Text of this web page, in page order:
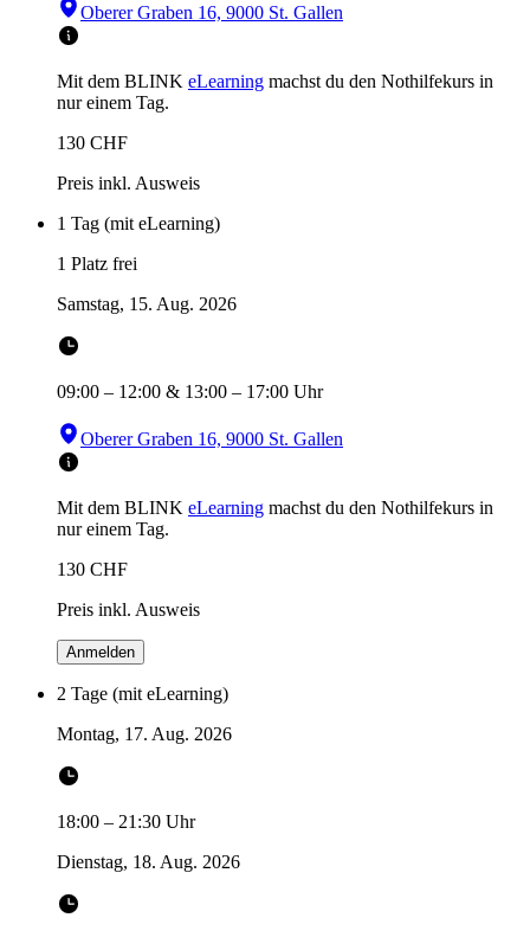
Oberer Graben 16, 9000 St. Gallen
Mit dem BLINK eLearning machst du den Nothilfekurs in
nur einem Tag.
130 CHF
Preis inkl. Ausweis
1 Tag (mit eLearning)
1 Platz frei
Samstag, 15. Aug. 2026
09:00 – 12:00 & 13:00 – 17:00 Uhr
Oberer Graben 16, 9000 St. Gallen
Mit dem BLINK eLearning machst du den Nothilfekurs in
nur einem Tag.
130 CHF
Preis inkl. Ausweis
Anmelden
2 Tage (mit eLearning)
Montag, 17. Aug. 2026
18:00 – 21:30 Uhr
Dienstag, 18. Aug. 2026